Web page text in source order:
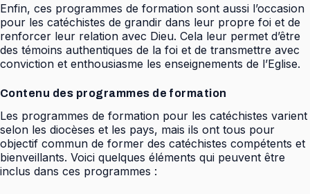
Enfin, ces programmes de formation sont aussi l’occasion
pour les catéchistes de grandir dans leur propre foi et de
renforcer leur relation avec Dieu. Cela leur permet d’être
des témoins authentiques de la foi et de transmettre avec
conviction et enthousiasme les enseignements de l’Eglise.
Contenu des programmes de formation
Les programmes de formation pour les catéchistes varient
selon les diocèses et les pays, mais ils ont tous pour
objectif commun de former des catéchistes compétents et
bienveillants. Voici quelques éléments qui peuvent être
inclus dans ces programmes :